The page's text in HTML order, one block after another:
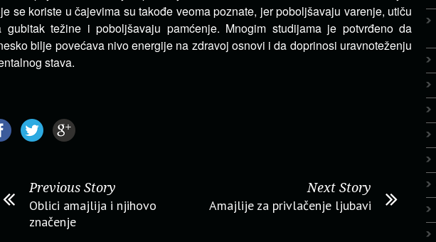
se koriste u čajevima su takođe veoma poznate, jer poboljšavaju varenje, utiču
gubitak težine i poboljšavaju pamćenje. Mnogim studijama je potvrđeno da
bilje povećava nivo energije na zdravoj osnovi i da doprinosi uravnoteženju
stava.
Previous Story
Oblici amajlija i njihovo
značenje
Next Story
Amajlije za privlačenje ljubavi